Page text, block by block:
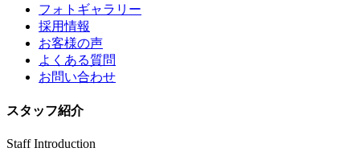
フォトギャラリー
採用情報
お客様の声
よくある質問
お問い合わせ
スタッフ紹介
Staff Introduction